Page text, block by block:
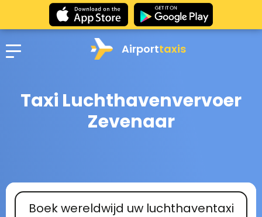
Airporttaxis
Taxi Luchthavenvervoer
Zevenaar
Boek wereldwijd uw luchthaventaxi